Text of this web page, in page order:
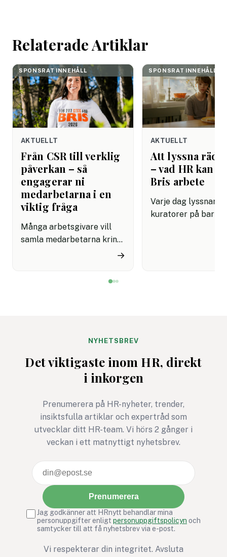
Relaterade Artiklar
SPONSRAT INNEHÅLL
AKTUELLT
Från CSR till verklig
påverkan – så
engagerar ni
medarbetarna i en
viktig fråga
Många arbetsgivare vill
samla medarbetarna kring
Bris stegutmaning 116 111
må bra är ett exempel där
rörelse, gemenskap och
gemensamt syfte.
→
SPONSRAT INNEHÅLL
AKTUELLT
Att lyssna
– vad HR kan
Bris arbete
Varje dag lyssnar
kuratorer på barn
tillit och
NYHETSBREV
Det viktigaste inom HR, direkt
i inkorgen
Prenumerera på HR-nyheter, trender,
insiktsfulla artiklar och expertråd som
utvecklar ditt HR-team. Vi hörs 2 gånger i
veckan i ett matnyttigt nyhetsbrev.
Prenumerera
Jag godkänner att HRnytt behandlar mina
personuppgifter enligt personuppgiftspolicyn och
samtycker till att få nyhetsbrev via e-post.
Vi respekterar din integritet. Avsluta